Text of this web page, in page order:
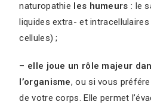
naturopathie les humeurs : le
liquides extra- et
cellules) ;
– elle joue un rôle majeur
l’organisme, ou si vous
de votre corps. Elle permet